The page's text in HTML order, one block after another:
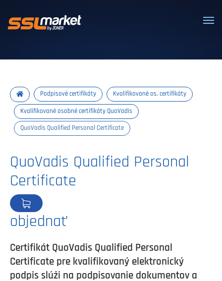
Dôveryhodné SSL/TLS certifikáty
Podpisové certifikáty Kvalifikované os. certifikáty
Kvalifikované osobné certifikáty QuoVadis
QuoVadis Qualified Personal Certificate
QuoVadis Qualified Personal
Certificate
objednať
Certifikát QuoVadis Qualified Personal
Certificate pre kvalifikovaný elektronický
podpis slúži na podpisovanie dokumentov a